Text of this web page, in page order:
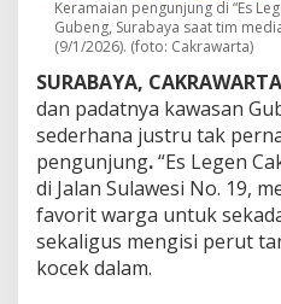
p
i
J
a
j
a
n
a
n
S
Keramaian pengunjung di “Es
Gubeng, Surabaya saat tim
(9/1/2026). (foto: Cakrawarta)
SURABAYA,
dan padatnya kawasan
sederhana justru tak
pengunjung.“Es Legen
di Jalan Sulawesi No. 19,
favorit warga untuk
sekaligus mengisi perut
kocek dalam.